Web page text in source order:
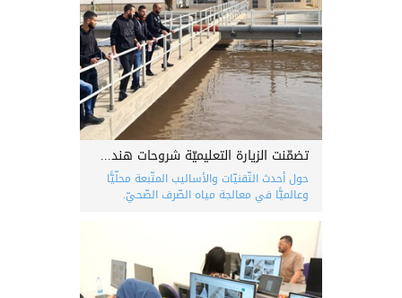
تضمّنت الزيارة التعليميّة شروحات هندسيّة ومهنيّة
حول أحدث التّقنيّات والأساليب المتّبعة محلّيًّا
وعالميًّا في معالجة مياه الصّرف الصّحيّ.